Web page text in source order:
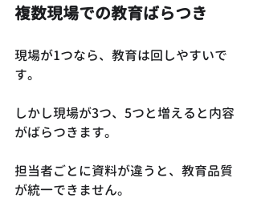
複数現場での教育ばらつき
現場が1つなら、教育は回しやすいで
す。
しかし現場が3つ、5つと増えると内容
がばらつきます。
担当者ごとに資料が違うと、教育品質
が統一できません。